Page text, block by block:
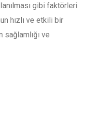
gibi faktörleri
hızlı ve etkili bir
sağlamlığı ve